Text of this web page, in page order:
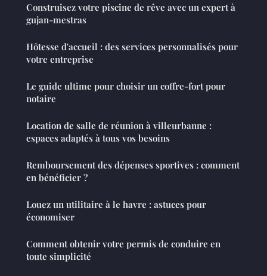
Construisez votre piscine de rêve avec un expert à
gujan-mestras
Hôtesse d'accueil : des services personnalisés pour
votre entreprise
Le guide ultime pour choisir un coffre-fort pour
notaire
Location de salle de réunion à villeurbanne :
espaces adaptés à tous vos besoins
Remboursement des dépenses sportives : comment
en bénéficier ?
Louez un utilitaire à le havre : astuces pour
économiser
Comment obtenir votre permis de conduire en
toute simplicité